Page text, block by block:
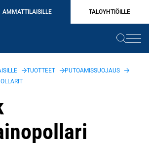
AMMATTILAISILLE TALOYHTIÖILLE
TUOTTEET
PUTOAMISSUOJAUS